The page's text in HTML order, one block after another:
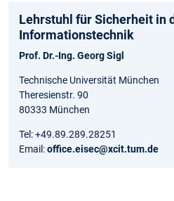
Lehrstuhl für Sicherheit in
Informationstechnik
Prof. Dr.-Ing. Georg Sigl
Technische Universität München
Theresienstr. 90
80333 München
Tel: +49.89.289.28251
Email:office.eisec@xcit.tum.de